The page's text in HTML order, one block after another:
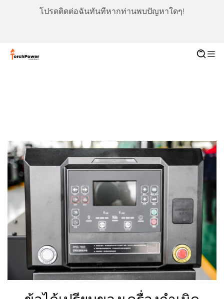
โปรดติดต่อฉันทันทีหากท่านพบปัญหาใดๆ!